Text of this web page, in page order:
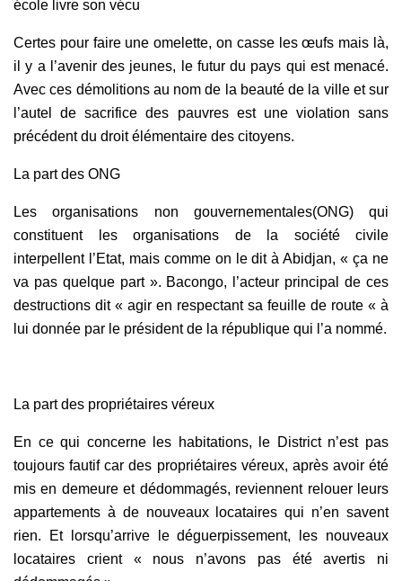
école livre son vécu
Certes pour faire une omelette, on casse les œufs mais là,
il y a l’avenir des jeunes, le futur du pays qui est menacé.
Avec ces démolitions au nom de la beauté de la ville et sur
l’autel de sacrifice des pauvres est une violation sans
précédent du droit élémentaire des citoyens.
La part des ONG
Les organisations non gouvernementales(ONG) qui
constituent les organisations de la société civile
interpellent l’Etat, mais comme on le dit à Abidjan, « ça ne
va pas quelque part ». Bacongo, l’acteur principal de ces
destructions dit « agir en respectant sa feuille de route « à
lui donnée par le président de la république qui l’a nommé.
La part des propriétaires véreux
En ce qui concerne les habitations, le District n’est pas
toujours fautif car des propriétaires véreux, après avoir été
mis en demeure et dédommagés, reviennent relouer leurs
appartements à de nouveaux locataires qui n’en savent
rien. Et lorsqu’arrive le déguerpissement, les nouveaux
locataires crient « nous n’avons pas été avertis ni